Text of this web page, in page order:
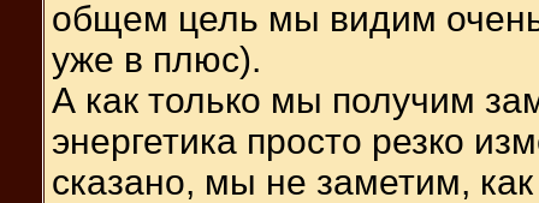
общем цель мы видим
уже в плюс).
А как только мы получим
энергетика просто резко
сказано, мы не заметим, как